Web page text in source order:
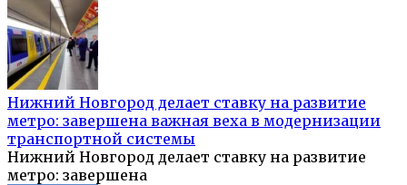
Нижний Новгород делает ставку на развитие
метро: завершена важная веха в модернизации
транспортной системы
Нижний Новгород делает ставку на развитие
метро: завершена